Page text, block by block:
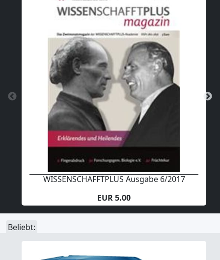
WISSENSCHAFFTPLUS Ausgabe 6/2017
EUR 5.00
Beliebt: